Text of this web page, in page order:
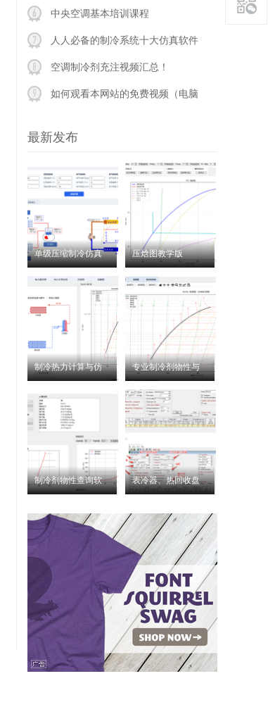
中央空调基本培训课程
人人必备的制冷系统十大仿真软件
【免费版】
空调制冷剂充注视频汇总！
如何观看本网站的免费视频（电脑
最新发布
单级压缩制冷仿真
循环计算工具
RefSim One
压焓图教学版
RefChart 会员免费版
制冷热力计算与仿
真循环软件下载：
Refcycl
专业制冷剂物性与
热力循环软件
RefPro 下载
制冷剂物性查询软
件Refig
表冷器、热回收盘
管设计方法与软件